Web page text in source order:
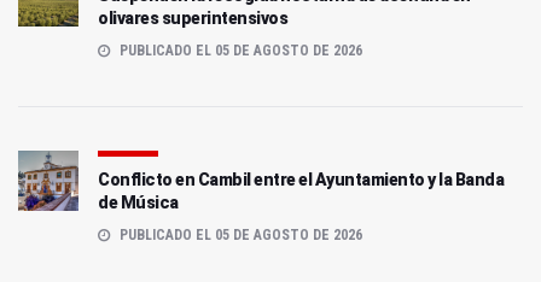
olivares superintensivos
PUBLICADO EL 05 DE AGOSTO DE 2026
Conflicto en Cambil entre el Ayuntamiento y la Banda
de Música
PUBLICADO EL 05 DE AGOSTO DE 2026